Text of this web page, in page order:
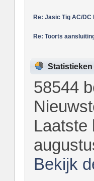
Re: Jasic Tig AC/
Re: Toorts
Statistieken
58544
Laatste
Bekijk